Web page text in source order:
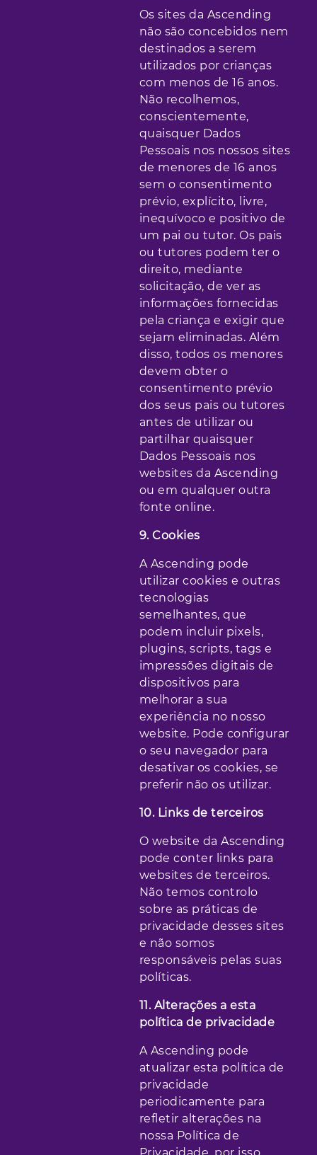
Os sites da Ascending
não são concebidos nem
destinados a serem
utilizados por crianças
com menos de 16 anos.
Não recolhemos,
conscientemente,
quaisquer Dados
Pessoais nos nossos sites
de menores de 16 anos
sem o consentimento
prévio, explícito, livre,
inequívoco e positivo de
um pai ou tutor. Os pais
ou tutores podem ter o
direito, mediante
solicitação, de ver as
informações fornecidas
pela criança e exigir que
sejam eliminadas. Além
disso, todos os menores
devem obter o
consentimento prévio
dos seus pais ou tutores
antes de utilizar ou
partilhar quaisquer
Dados Pessoais nos
websites da Ascending
ou em qualquer outra
fonte online.
9. Cookies
A Ascending pode
utilizar cookies e outras
tecnologias
semelhantes, que
podem incluir pixels,
plugins, scripts, tags e
impressões digitais de
dispositivos para
melhorar a sua
experiência no nosso
website. Pode configurar
o seu navegador para
desativar os cookies, se
preferir não os utilizar.
10. Links de terceiros
O website da Ascending
pode conter links para
websites de terceiros.
Não temos controlo
sobre as práticas de
privacidade desses sites
e não somos
responsáveis pelas suas
políticas.
11. Alterações a esta
política de privacidade
A Ascending pode
atualizar esta política de
privacidade
periodicamente para
refletir alterações na
nossa Política de